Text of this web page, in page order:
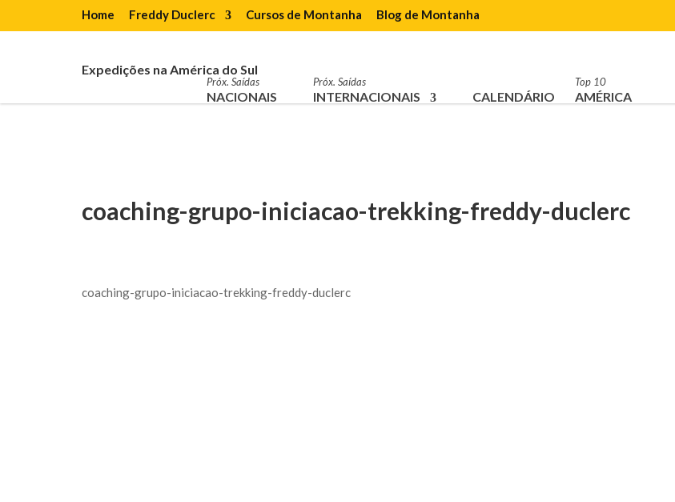
Home Freddy Duclerc Cursos de Montanha Blog de Montanha
Expedições na América do Sul
Próx. Saídas
NACIONAIS
Próx. Saídas
INTERNACIONAIS CALENDÁRIO
Top 10
AMÉRICA
coaching-grupo-iniciacao-trekking-freddy-duclerc
coaching-grupo-iniciacao-trekking-freddy-duclerc